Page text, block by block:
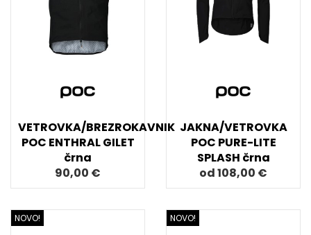
VETROVKA/BREZROKAVNIK
POC ENTHRAL GILET
črna
90,00 €
JAKNA/VETROVKA
POC PURE-LITE
SPLASH črna
od 108,00 €
NOVO! NOVO!